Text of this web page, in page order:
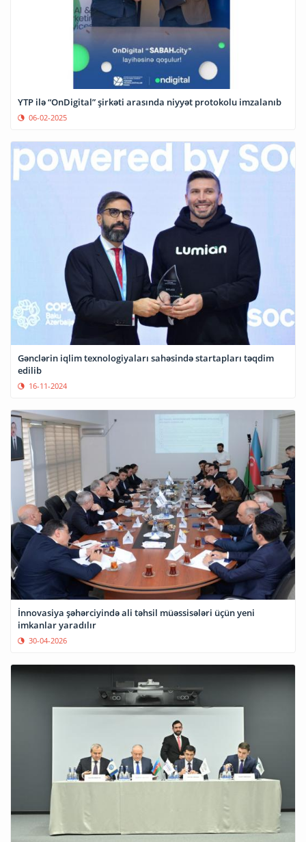
YTP ilə “OnDigital” şirkəti arasında niyyət protokolu imzalanıb
06-02-2025
Gənclərin iqlim texnologiyaları sahəsində startapları təqdim
edilib
16-11-2024
İnnovasiya şəhərciyində ali təhsil müəssisələri üçün yeni
imkanlar yaradılır
30-04-2026